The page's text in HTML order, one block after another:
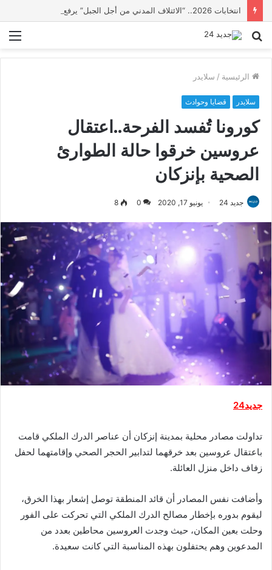
بحث
الرئيسية / سلايدر
سلايدر قضايا وحوادث
كورونا تُفسد الفرحة..اعتقال
عروسين خرقوا حالة الطوارئ
الصحية بإنزكان
جديد 24 يونيو 17, 2020 0
8
جديد24
تداولت مصادر محلية بمدينة إنزكان أن عناصر الدرك الملكي قامت
باعتقال عروسين بعد خرقهما لتدابير الحجر الصحي وإقامتهما لحفل
زفاف داخل منزل العائلة.
وأضافت نفس المصادر أن قائد المنطقة توصل إشعار بهذا الخرق،
ليقوم بدوره بإخطار مصالح الدرك الملكي التي تحركت على الفور
وحلت بعين المكان، حيث وجدت العروسين محاطين بعدد من
المدعوين وهم يحتفلون بهذه المناسبة التي كانت سعيدة.